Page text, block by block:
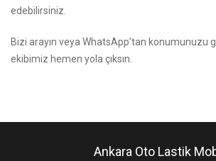
edebilirsiniz.
Bizi arayın veya WhatsApp’tan konumunuzu
ekibimiz hemen yola çıksın.
Ankara Oto Lastik